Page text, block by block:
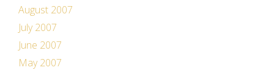
August 2007
July 2007
June 2007
May 2007